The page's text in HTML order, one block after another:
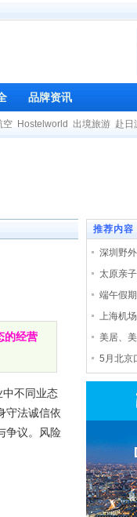
品牌资讯
空 Hostelworld 出境旅游 赴日
的经营
不同业态
守法诚信依
争议。风险
推荐内容
深圳野
太原亲
端午假
上海机
美居、
5月北京